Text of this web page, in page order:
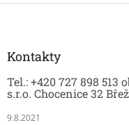
Z
Kontakty
Tel.: +420 727 898 513
s.r.o. Chocenice 32
9.8.2021